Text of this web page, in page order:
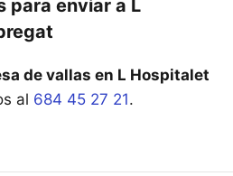
para enviar a L
de vallas en L Hospitalet
al 684 45 27 21.